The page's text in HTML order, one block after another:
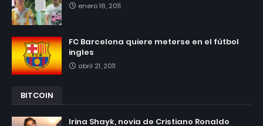
enero 16, 2011
FC Barcelona quiere meterse en el fútbol
ingles
abril 21, 2011
BITCOIN
Irina Shayk, novia de Cristiano Ronaldo